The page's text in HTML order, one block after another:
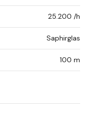
25.200 /h
Saphirglas
100 m